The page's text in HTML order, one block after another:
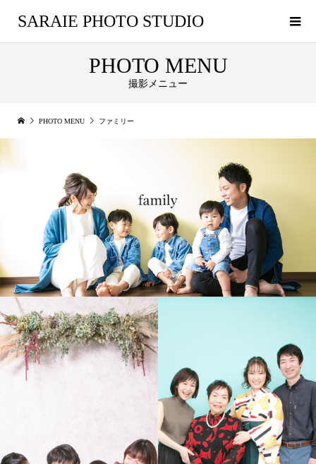
SARAIE PHOTO STUDIO
PHOTO MENU
撮影メニュー
PHOTO MENU ファミリー
ファミリー